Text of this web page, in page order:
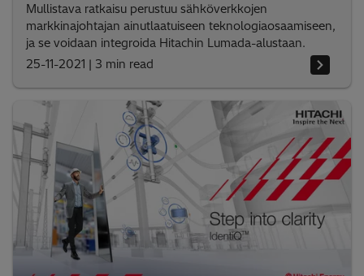
Mullistava ratkaisu perustuu sähköverkkojen
markkinajohtajan ainutlaatuiseen teknologiaosaamiseen,
ja se voidaan integroida Hitachin Lumada-alustaan.
25-11-2021 | 3 min read